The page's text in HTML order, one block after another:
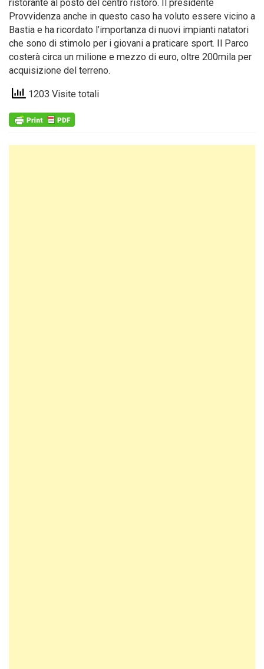
ristorante al posto del centro ristoro. Il presidente
Provvidenza anche in questo caso ha voluto essere vicino a
Bastia e ha ricordato l’importanza di nuovi impianti natatori
che sono di stimolo per i giovani a praticare sport. Il Parco
costerà circa un milione e mezzo di euro, oltre 200mila per
acquisizione del terreno.
1203 Visite totali